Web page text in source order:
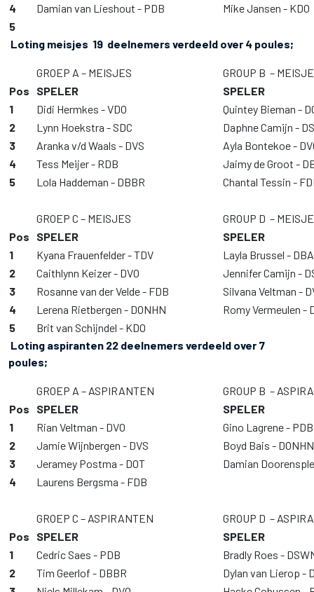
4
Damian van Lieshout - PDB
Mike Jansen - KDO
5
Loting meisjes 19 deelnemers verdeeld over 4 poules;
GROEP A – MEISJES
GROUP B –
Pos
SPELER
SPELER
1
Didi Hermkes - VDO
Quintey Bieman -
2
Lynn Hoekstra - SDC
Daphne Camijn -
3
Aranka v/d Waals - DVS
Ayla Bontekoe -
4
Tess Meijer - RDB
Jaimy de Groot -
5
Lola Haddeman - DBBR Chantal Tessin -
GROEP C – MEISJES
GROUP D –
Pos
SPELER
SPELER
1
Kyana Frauenfelder - TDV
Layla Brussel - DBA
2
Caithlynn Keizer - DVO
Jennifer Camijn -
3
Rosanne van der Velde - FDB
Silvana Veltman -
4
Lerena Rietbergen - DONHN
Romy Vermeulen -
5
Brit van Schijndel - KDO
Loting aspiranten 22 deelnemers verdeeld over 7
poules;
GROEP A – ASPIRANTEN
GROUP B –
Pos
SPELER
SPELER
1
Rian Veltman - DVO
Gino Lagrene - PDB
2
Jamie Wijnbergen - DVS
Boyd Bais - DONHN
3
Jeramey Postma - DOT
Damian
4
Laurens Bergsma - FDB
GROEP C – ASPIRANTEN
GROUP D –
Pos
SPELER
SPELER
1
Cedric Saes - PDB
Bradly Roes -
2
Tim Geerlof - DBBR
Dylan van Lierop -